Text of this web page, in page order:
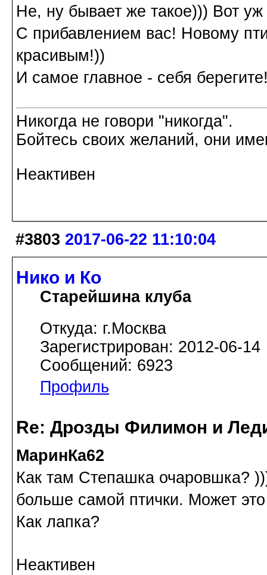
Не, ну бывает же такое))) Вот
С прибавлением вас! Новому
красивым!))
И самое главное - себя
Никогда не говори "никогда".
Бойтесь своих желаний, они
Неактивен
#3803 2017-06-22 11:10:04
Нико и Ко
Старейшина клуба
Откуда: г.Москва
Зарегистрирован: 2012-06-14
Сообщений: 6923
Профиль
Re: Дрозды Филимон и
МаринКа62
Как там Степашка очаровшка?
больше самой птички. Может
Как лапка?
Неактивен